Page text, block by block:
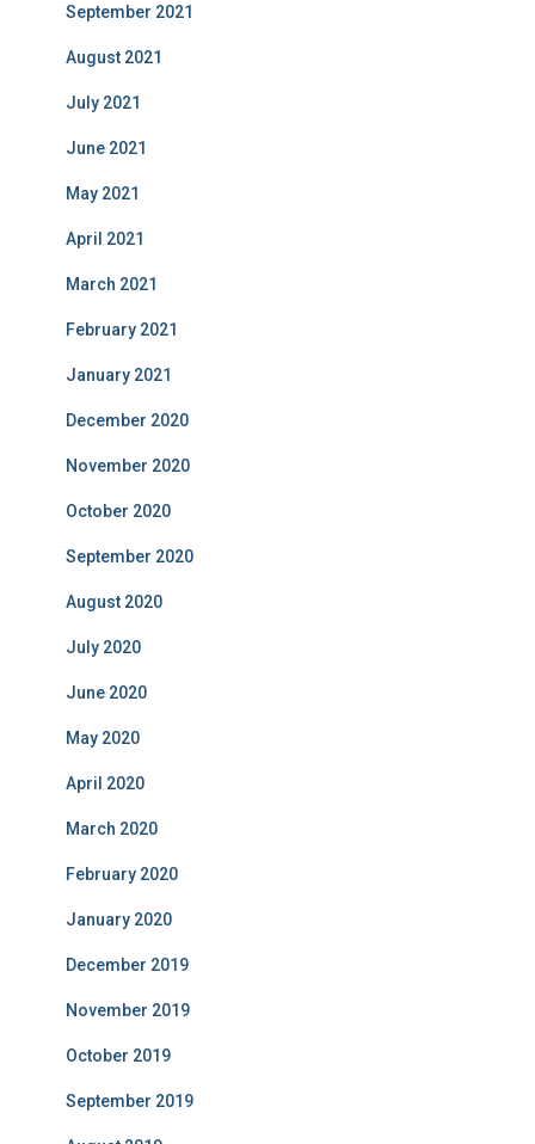
September 2021
August 2021
July 2021
June 2021
May 2021
April 2021
March 2021
February 2021
January 2021
December 2020
November 2020
October 2020
September 2020
August 2020
July 2020
June 2020
May 2020
April 2020
March 2020
February 2020
January 2020
December 2019
November 2019
October 2019
September 2019